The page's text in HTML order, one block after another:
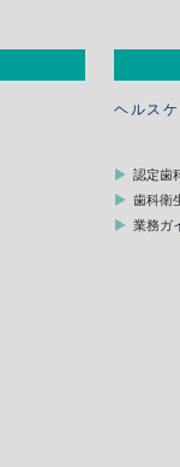
ヘルス
認定歯
歯科衛
業務ガ